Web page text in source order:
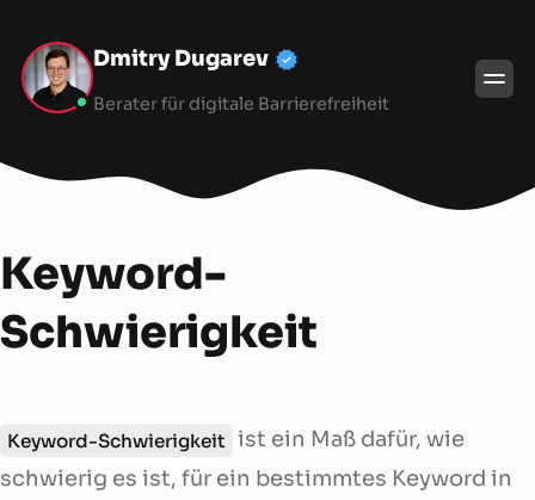
Dmitry Dugarev
Berater für digitale Barrierefreiheit
Keyword-
Schwierigkeit
Keyword-Schwierigkeit ist ein Maß dafür, wie
schwierig es ist, für ein bestimmtes Keyword in